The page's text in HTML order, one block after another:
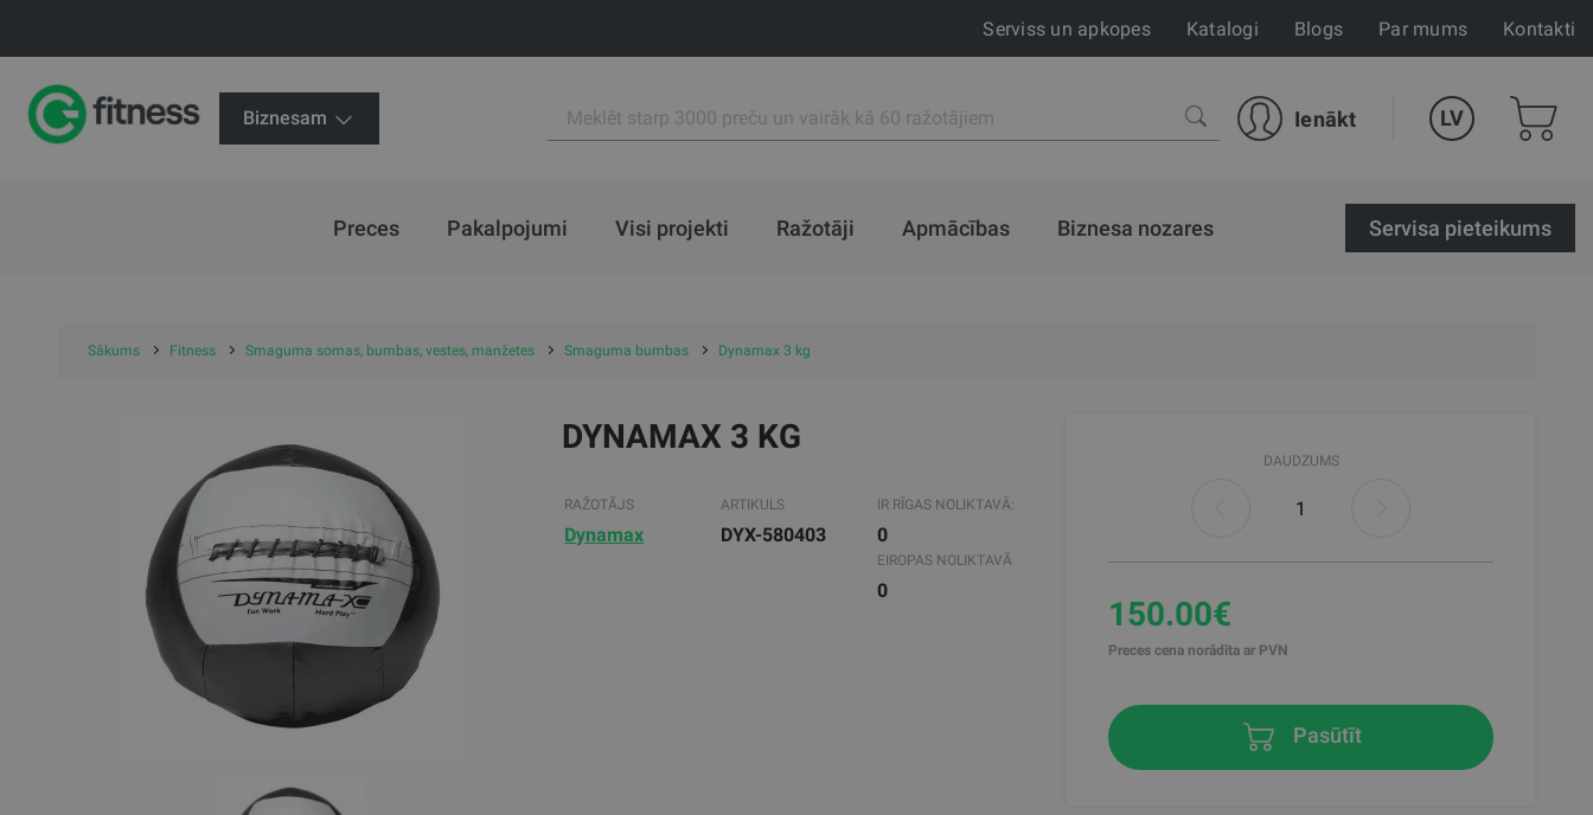
Serviss un apkopes Katalogi Blogs Par mums Kontakti
Biznesam Ienākt LV
Preces Pakalpojumi Visi projekti Ražotāji Apmācības Biznesa nozares Servisa pieteikums
Sākums Fitness Smaguma somas, bumbas, vestes, manžetes Smaguma bumbas Dynamax 3 kg
DYNAMAX 3 KG
RAŽOTĀJS
Dynamax
ARTIKULS
DYX-580403
IR RĪGAS NOLIKTAVĀ:
0
EIROPAS NOLIKTAVĀ
0
DAUDZUMS
150.00€
Preces cena norādīta ar PVN
Pasūtīt